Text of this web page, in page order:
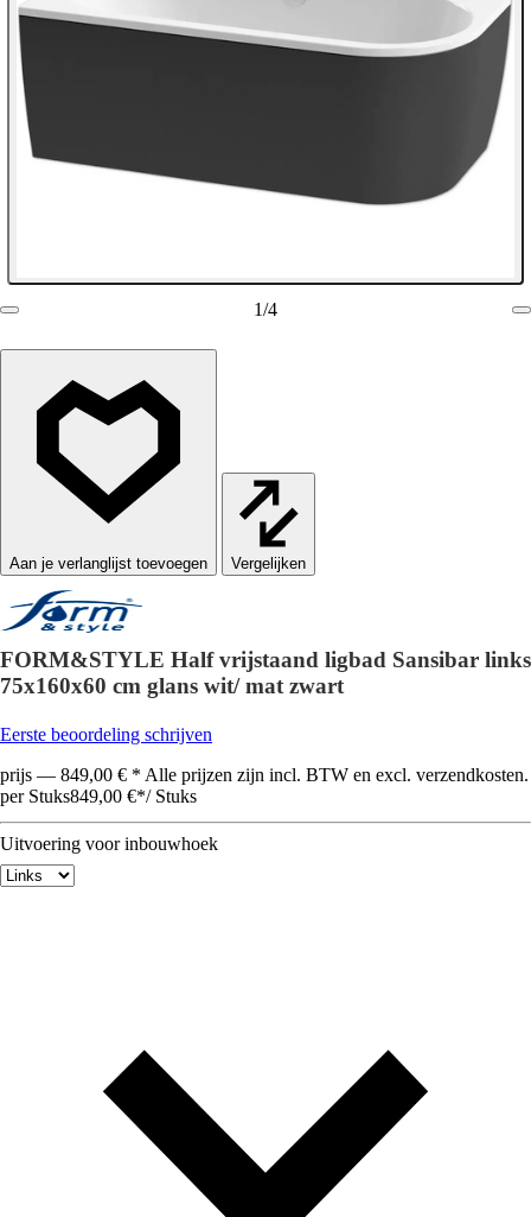
1/4
Vergelijken
FORM&STYLE Half vrijstaand ligbad Sansibar links
75x160x60 cm glans wit/ mat zwart
Eerste beoordeling schrijven
prijs — 849,00 € * Alle prijzen zijn incl. BTW en excl. verzendkosten.
per Stuks849,00 €*/ Stuks
Uitvoering voor inbouwhoek